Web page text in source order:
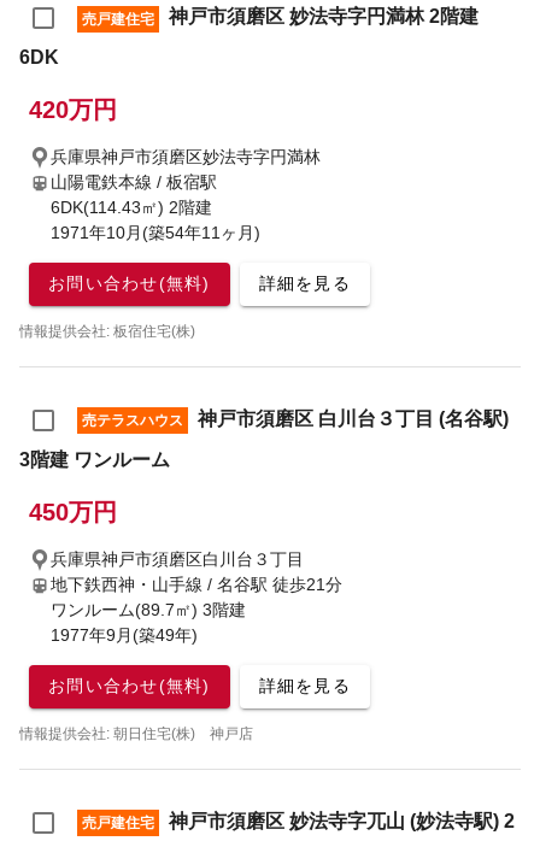
売戸建住宅
神戸市須磨区 妙法寺字円満林 2階建
6DK
420万円
兵庫県神戸市須磨区妙法寺字円満林
山陽電鉄本線 / 板宿駅
6DK(114.43㎡) 2階建
1971年10月(築54年11ヶ月)
お問い合わせ(無料) 詳細を見る
情報提供会社: 板宿住宅(株)
売テラスハウス
神戸市須磨区 白川台３丁目 (名谷駅)
3階建 ワンルーム
450万円
兵庫県神戸市須磨区白川台３丁目
地下鉄西神・山手線 / 名谷駅 徒歩21分
ワンルーム(89.7㎡) 3階建
1977年9月(築49年)
お問い合わせ(無料) 詳細を見る
情報提供会社: 朝日住宅(株) 神戸店
売戸建住宅 神戸市須磨区 妙法寺字兀山 (妙法寺駅) 2